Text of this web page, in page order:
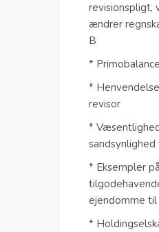
revisionspligt,
ændrer
B
* Primobalance
*
revisor
*
* Eksempler
ejendomme
*